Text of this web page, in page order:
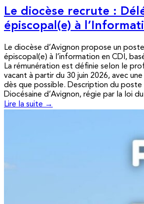
Le diocèse recrute :
épiscopal(e) à
Le diocèse d’Avignon propose un
épiscopal(e) à l’information en CDI,
La rémunération est définie selon le
vacant à partir du 30 juin 2026, avec
dès que possible. Description du poste
Diocésaine d’Avignon, régie par la loi
Lire la suite →